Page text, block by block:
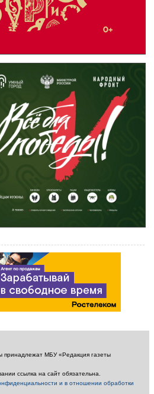
принадлежат МБУ «Редакция газеты
ссылка на сайт обязательна.
и в отношении обработки